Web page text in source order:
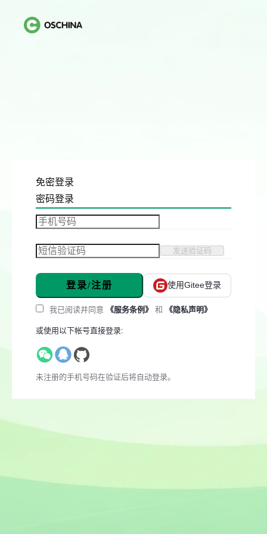
免密登录
密码登录
发送验证码
登录/注册 使用Gitee登录
我已阅读并同意 《服务条例》 和 《隐私声明》
或使用以下帐号直接登录:
未注册的手机号码在验证后将自动登录。